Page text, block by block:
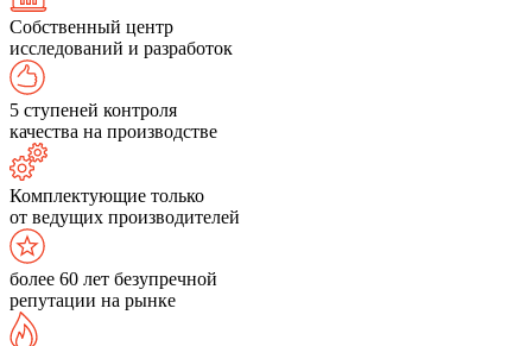
Собственный центр
исследований и разработок
5 ступеней контроля
качества на производстве
Комплектующие только
от ведущих производителей
более 60 лет безупречной
репутации на рынке